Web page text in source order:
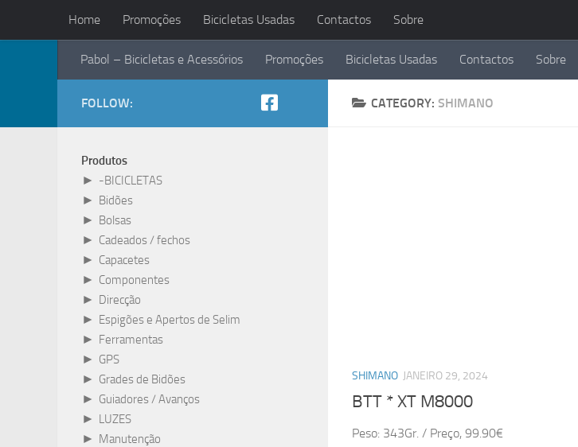
Skip to content
Home Promoções Bicicletas Usadas Contactos Sobre
Pabol – Bicicletas e Acessórios Promoções Bicicletas Usadas Contactos Sobre
CATEGORY: SHIMANO
SHIMANO JANEIRO 29, 2024
BTT * XT M8000
Peso: 343Gr. / Preço, 99.90€
FOLLOW:
Produtos
► -BICICLETAS
► Bidões
► Bolsas
► Cadeados / fechos
► Capacetes
► Componentes
► Direcção
► Espigões e Apertos de Selim
► Ferramentas
► GPS
► Grades de Bidões
► Guiadores / Avanços
► LUZES
► Manutenção